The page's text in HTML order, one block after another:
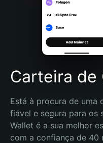
Português (Brasil)
Español (Argentina)
Carteira de
Está à procura de uma
fiável e segura para os
Wallet é a sua melhor
com a confiança de 40